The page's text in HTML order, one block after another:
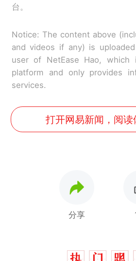
台。
Notice: The content above
and videos if any) is
user of NetEase Hao, which
platform and only provides
services.
打开网易新闻，阅读
分享